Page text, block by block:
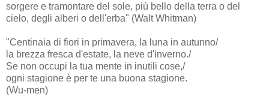
sorgere e tramontare del sole, più bello della terra o del
cielo, degli alberi o dell'erba" (Walt Whitman)
"Centinaia di fiori in primavera, la luna in autunno/
la brezza fresca d'estate, la neve d'inverno./
Se non occupi la tua mente in inutili cose,/
ogni stagione è per te una buona stagione.
(Wu-men)